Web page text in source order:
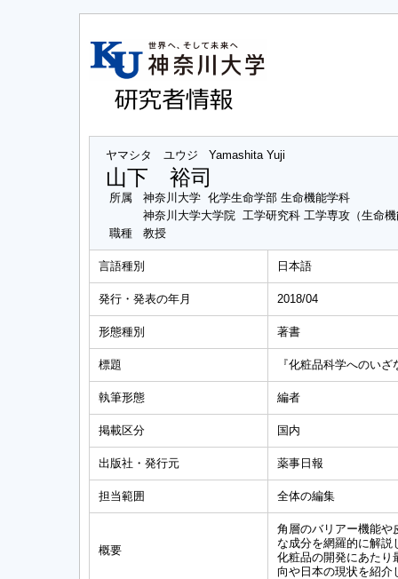
ヤマシタ ユウジ Yamashita Yuji
山下 裕司
所属
神奈川大学 化学生命学部 生命機能学科
神奈川大学大学院 工学研究科 工学専攻（生命
職種
教授
言語種別 日本語
発行・発表の年月 2018/04
形態種別 著書
標題 『化粧品科学へのい
執筆形態 編者
掲載区分 国内
出版社・発行元 薬事日報
担当範囲 全体の編集
概要
角層のバリアー機能や
な成分を網羅的に解説
化粧品の開発にあたり
向や日本の現状を紹介